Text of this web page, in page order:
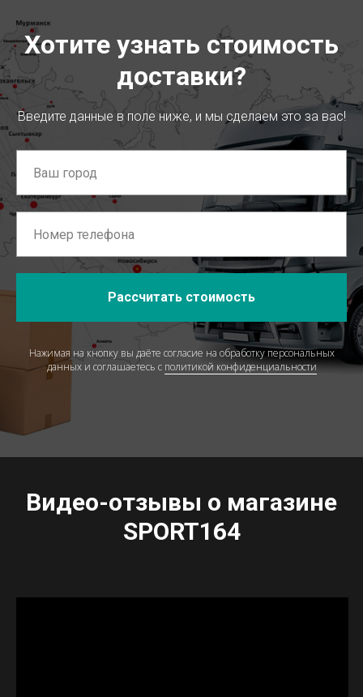
Хотите узнать стоимость
доставки?
Введите данные в поле ниже, и мы сделаем это за вас!
Рассчитать стоимость
Нажимая на кнопку вы даёте согласие на обработку персональных
данных и соглашаетесь c политикой конфиденциальности
Видео-отзывы о магазине
SPORT164